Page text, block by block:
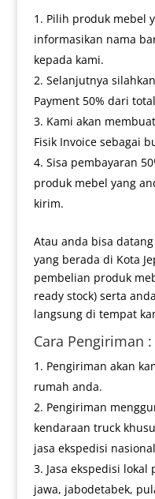
Pilih produk mebel
informasikan nama
kepada kami.
Selanjutnya
Payment 50% dari
Kami akan
Fisik Invoice sebagai
Sisa pembayaran
produk mebel yang
kirim.
Atau anda bisa
yang berada di Kota
pembelian produk
ready stock) serta
langsung di tempat
Cara Pengiriman :
Pengiriman akan
rumah anda.
Pengiriman
kendaraan truck
jasa ekspedisi
Jasa ekspedisi
jawa, jabodetabek,